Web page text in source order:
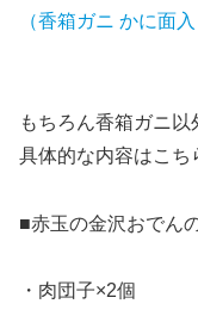
（香箱ガニ かに面入
もちろん香箱ガニ以
具体的な内容はこち
■赤玉の金沢おでん
・肉団子×2個